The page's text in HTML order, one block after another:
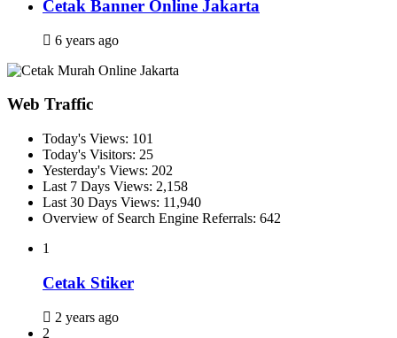
Cetak Banner Online Jakarta
6 years ago
Web Traffic
Today's Views: 101
Today's Visitors: 25
Yesterday's Views: 202
Last 7 Days Views: 2,158
Last 30 Days Views: 11,940
Overview of Search Engine Referrals: 642
1
Cetak Stiker
2 years ago
2